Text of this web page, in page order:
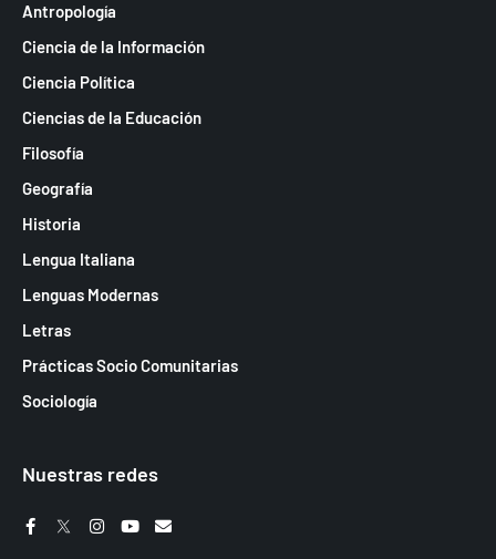
Antropología
Ciencia de la Información
Ciencia Política
Ciencias de la Educación
Filosofía
Geografía
Historia
Lengua Italiana
Lenguas Modernas
Letras
Prácticas Socio Comunitarias
Sociología
Nuestras redes